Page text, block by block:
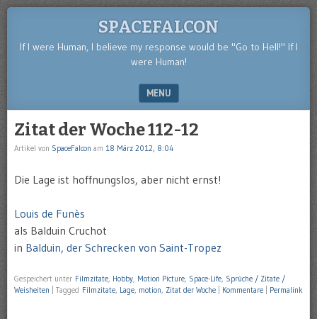
SPACEFALCON
If I were Human, I believe my response would be "Go to Hell!" If I
were Human!
MENU
Zitat der Woche 112-12
Artikel von SpaceFalcon am 18 März 2012, 8:04
Die Lage ist hoffnungslos, aber nicht ernst!
Louis de Funès
als Balduin Cruchot
in Balduin, der Schrecken von Saint-Tropez
Gespeichert unter Filmzitate, Hobby, Motion Picture, Space-Life, Sprüche / Zitate /
Weisheiten
Tagged Filmzitate, Lage, motion, Zitat der Woche Kommentare Permalink